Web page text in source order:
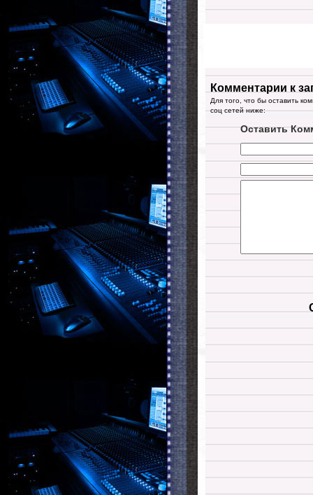
Комментарии к
Для того, что бы оставить
соц сетей ниже:
Оставить